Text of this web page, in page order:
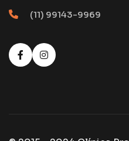
(11) 99143-9969